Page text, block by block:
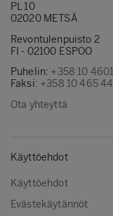
PL 10
02020 METSÄ
Revontulenpuisto 2
FI - 02100 ESPOO
Puhelin: +358 10 4601
Faksi: +358 10 465
Ota yhteyttä
Käyttöehdot
Käyttöehdot
Evästekäytännöt